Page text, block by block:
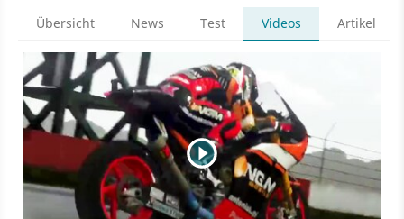
Übersicht News Test Videos Artikel